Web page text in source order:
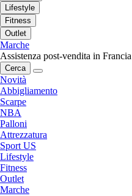
Lifestyle
Fitness
Outlet
Marche
Assistenza post-vendita in Francia
Cerca
Novità
Abbigliamento
Scarpe
NBA
Palloni
Attrezzatura
Sport US
Lifestyle
Fitness
Outlet
Marche